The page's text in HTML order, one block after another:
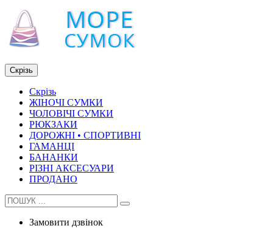
Скрізь
Скрізь
ЖІНОЧІ СУМКИ
ЧОЛОВІЧІ СУМКИ
РЮКЗАКИ
ДОРОЖНІ • СПОРТИВНІ
ГАМАНЦІ
БАНАНКИ
РІЗНІ АКСЕСУАРИ
ПРОДАНО
Замовити дзвінок